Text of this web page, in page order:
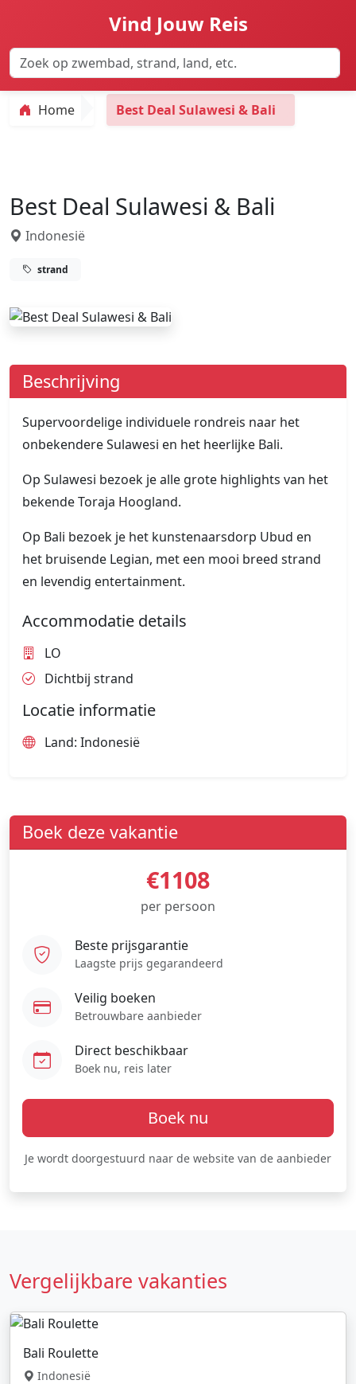
Vind Jouw Reis
Home Best Deal Sulawesi & Bali
Best Deal Sulawesi & Bali
Indonesië
strand
Beschrijving
Supervoordelige individuele rondreis naar het
onbekendere Sulawesi en het heerlijke Bali.
Op Sulawesi bezoek je alle grote highlights van het
bekende Toraja Hoogland.
Op Bali bezoek je het kunstenaarsdorp Ubud en
het bruisende Legian, met een mooi breed strand
en levendig entertainment.
Accommodatie details
LO
Dichtbij strand
Locatie informatie
Land: Indonesië
Boek deze vakantie
€1108
per persoon
Beste prijsgarantie
Laagste prijs gegarandeerd
Veilig boeken
Betrouwbare aanbieder
Direct beschikbaar
Boek nu, reis later
Boek nu
Je wordt doorgestuurd naar de website van de aanbieder
Vergelijkbare vakanties
Bali Roulette
Indonesië